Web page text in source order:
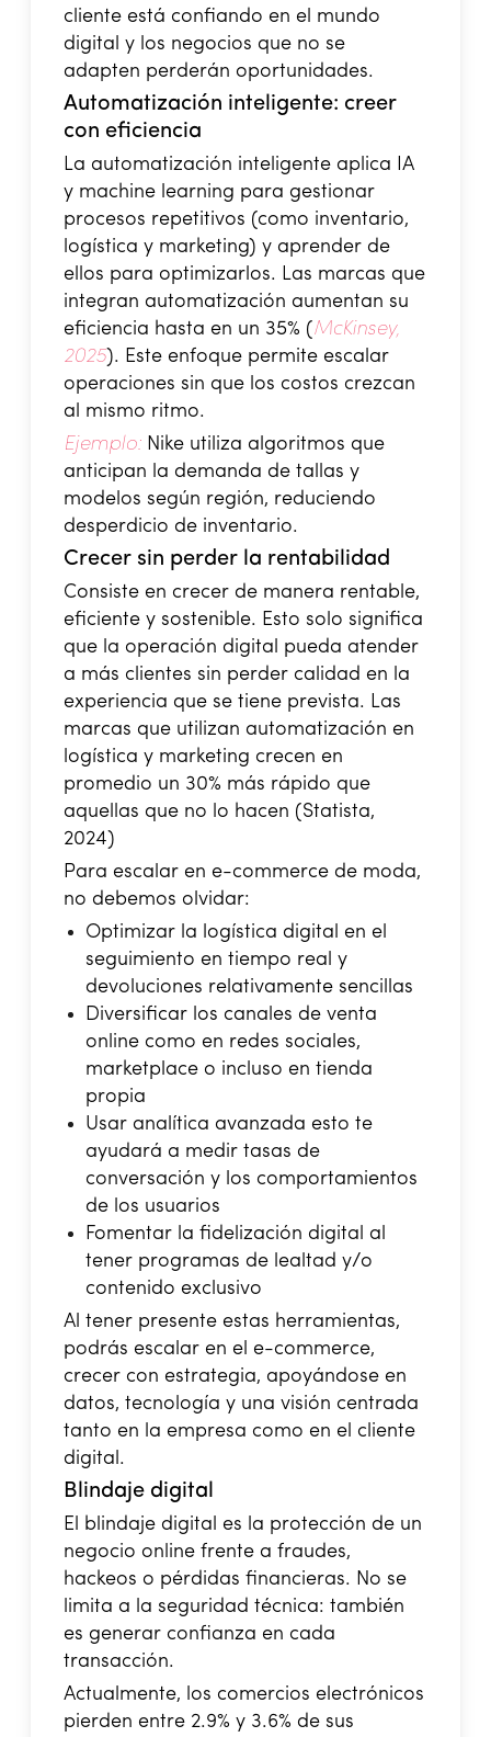
cliente está confiando en el mundo
digital y los negocios que no se
adapten perderán oportunidades.
Automatización inteligente: creer
con eficiencia
La automatización inteligente aplica IA
y machine learning para gestionar
procesos repetitivos (como inventario,
logística y marketing) y aprender de
ellos para optimizarlos. Las marcas que
integran automatización aumentan su
eficiencia hasta en un 35% (McKinsey,
2025). Este enfoque permite escalar
operaciones sin que los costos crezcan
al mismo ritmo.
Ejemplo: Nike utiliza algoritmos que
anticipan la demanda de tallas y
modelos según región, reduciendo
desperdicio de inventario.
Crecer sin perder la rentabilidad
Consiste en crecer de manera rentable,
eficiente y sostenible. Esto solo significa
que la operación digital pueda atender
a más clientes sin perder calidad en la
experiencia que se tiene prevista. Las
marcas que utilizan automatización en
logística y marketing crecen en
promedio un 30% más rápido que
aquellas que no lo hacen (Statista,
2024)
Para escalar en e-commerce de moda,
no debemos olvidar:
Optimizar la logística digital en el
seguimiento en tiempo real y
devoluciones relativamente sencillas
Diversificar los canales de venta
online como en redes sociales,
marketplace o incluso en tienda
propia
Usar analítica avanzada esto te
ayudará a medir tasas de
conversación y los comportamientos
de los usuarios
Fomentar la fidelización digital al
tener programas de lealtad y/o
contenido exclusivo
Al tener presente estas herramientas,
podrás escalar en el e-commerce,
crecer con estrategia, apoyándose en
datos, tecnología y una visión centrada
tanto en la empresa como en el cliente
digital.
Blindaje digital
El blindaje digital es la protección de un
negocio online frente a fraudes,
hackeos o pérdidas financieras. No se
limita a la seguridad técnica: también
es generar confianza en cada
transacción.
Actualmente, los comercios electrónicos
pierden entre 2.9% y 3.6% de sus